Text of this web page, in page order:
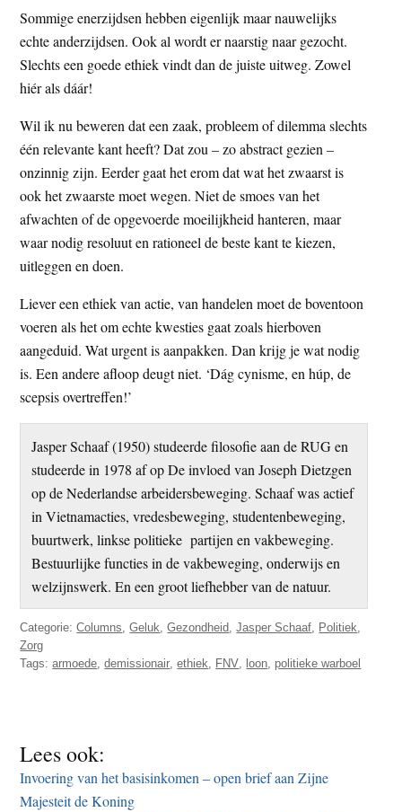
Sommige enerzijdsen hebben eigenlijk maar nauwelijks
echte anderzijdsen. Ook al wordt er naarstig naar gezocht.
Slechts een goede ethiek vindt dan de juiste uitweg. Zowel
hiér als dáár!
Wil ik nu beweren dat een zaak, probleem of dilemma slechts
één relevante kant heeft? Dat zou – zo abstract gezien –
onzinnig zijn. Eerder gaat het erom dat wat het zwaarst is
ook het zwaarste moet wegen. Niet de smoes van het
afwachten of de opgevoerde moeilijkheid hanteren, maar
waar nodig resoluut en rationeel de beste kant te kiezen,
uitleggen en doen.
Liever een ethiek van actie, van handelen moet de boventoon
voeren als het om echte kwesties gaat zoals hierboven
aangeduid. Wat urgent is aanpakken. Dan krijg je wat nodig
is. Een andere afloop deugt niet. ‘Dág cynisme, en húp, de
scepsis overtreffen!’
Jasper Schaaf (1950) studeerde filosofie aan de RUG en
studeerde in 1978 af op De invloed van Joseph Dietzgen
op de Nederlandse arbeidersbeweging. Schaaf was actief
in Vietnamacties, vredesbeweging, studentenbeweging,
buurtwerk, linkse politieke partijen en vakbeweging.
Bestuurlijke functies in de vakbeweging, onderwijs en
welzijnswerk. En een groot liefhebber van de natuur.
Categorie:Columns,Geluk,Gezondheid,Jasper Schaaf, Politiek,
Zorg
Tags:armoede,demissionair,ethiek, FNV, loon, politieke warboel
Lees ook:
Invoering van het basisinkomen – open brief aan Zijne
Majesteit de Koning